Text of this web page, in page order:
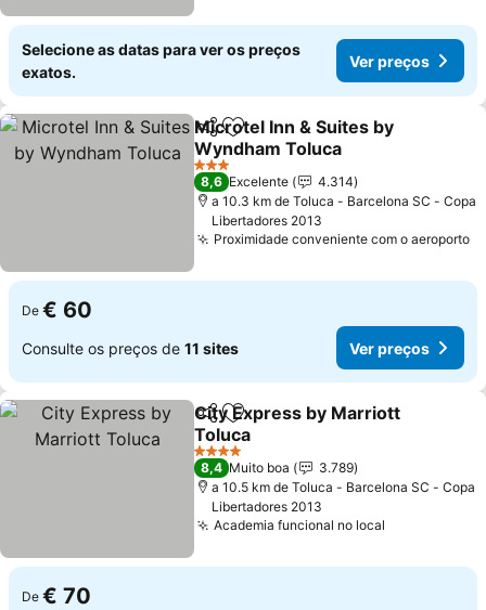
Selecione as datas para ver os preços
exatos.
Ver preços
PartilharAdicionar aos favoritos
Microtel Inn & Suites by
Wyndham Toluca
Ver preços
3 Estrelas
8,6 Excelente
4.314
a 10.3 km de Toluca - Barcelona SC - Copa
Libertadores 2013
Proximidade conveniente com o aeroporto
De € 60
Consulte os preços de 11 sites Ver preços
PartilharAdicionar aos favoritos
City Express by Marriott
Toluca
Ver preços
4 Estrelas
8,4 Muito boa
3.789
a 10.5 km de Toluca - Barcelona SC - Copa
Libertadores 2013
Academia funcional no local
De € 70